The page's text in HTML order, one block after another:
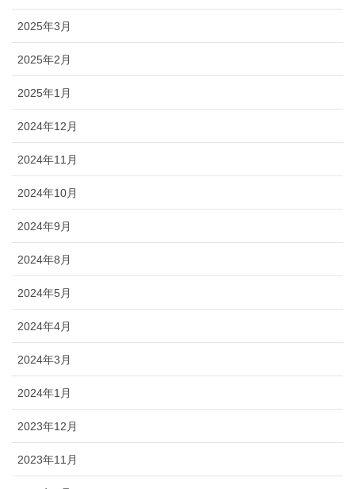
2025年3月
2025年2月
2025年1月
2024年12月
2024年11月
2024年10月
2024年9月
2024年8月
2024年5月
2024年4月
2024年3月
2024年1月
2023年12月
2023年11月